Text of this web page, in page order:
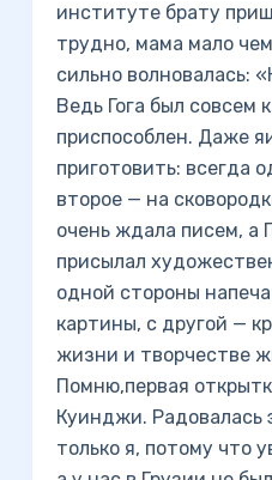
институте брату
трудно, мама мало
сильно волновалась:
Ведь Гога был совсем
приспособлен. Даже
приготовить: всегда
второе — на
очень ждала писем, а
присылал
одной стороны
картины, с другой —
жизни и творчестве
Помню,первая
Куинджи. Радовалась
только я, потому что